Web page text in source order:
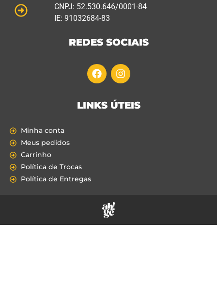
CNPJ: 52.530.646/0001-84
IE: 91032684-83
REDES SOCIAIS
LINKS ÚTEIS
Minha conta
Meus pedidos
Carrinho
Política de Trocas
Política de Entregas